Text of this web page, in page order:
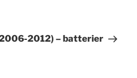
2012) – batterier